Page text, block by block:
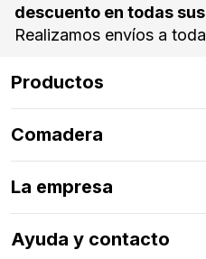
descuento en todas
Realizamos envíos a
Productos
Suelos Exteriores
Revestimientos Exteriores
Revestimientos Interiores
Puertas
Herrajes
Comadera
Gestión de servicios
Comadera Connect™
La empresa
Programa de fidelización
Ayuda y contacto